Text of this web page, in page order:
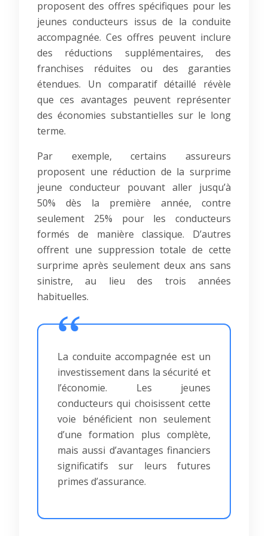
proposent des offres spécifiques pour les
jeunes conducteurs issus de la conduite
accompagnée. Ces offres peuvent inclure
des réductions supplémentaires, des
franchises réduites ou des garanties
étendues. Un comparatif détaillé révèle
que ces avantages peuvent représenter
des économies substantielles sur le long
terme.
Par exemple, certains assureurs
proposent une réduction de la surprime
jeune conducteur pouvant aller jusqu’à
50% dès la première année, contre
seulement 25% pour les conducteurs
formés de manière classique. D’autres
offrent une suppression totale de cette
surprime après seulement deux ans sans
sinistre, au lieu des trois années
habituelles.
La conduite accompagnée est un
investissement dans la sécurité et
l’économie. Les jeunes
conducteurs qui choisissent cette
voie bénéficient non seulement
d’une formation plus complète,
mais aussi d’avantages financiers
significatifs sur leurs futures
primes d’assurance.